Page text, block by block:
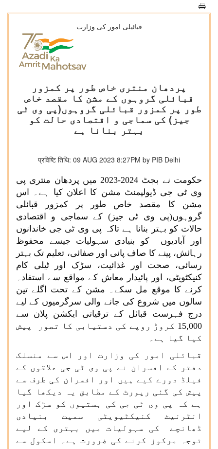
قبائیلی امور کی وزارت
پردھان منتری خاص طور پر کمزور
قبائلی گروہوں کے مشن کا مقصد خاص
طور پر کمزور قبائلی گروہوں(پی وی ٹی
جیز) کی سماجی و اقتصادی حالت کو
بہتر بنانا ہے
प्रविष्टि तिथि: 09 AUG 2023 8:27PM by PIB Delhi
حکومت نے بجٹ 2024-2023 میں پردھان منتری پی
وی ٹی جی ڈیولپمنٹ مشن کا اعلان کیا ہے۔ اس
مشن کا مقصد خاص طور پر کمزور قبائلی
گروہوں(پی وی ٹی جیز) کے سماجی و اقتصادی
حالات کو بہتر بنانا ہے تاکہ پی وی ٹی جی خاندانوں
اور آبادیوں کو بنیادی سہولیات جیسے محفوظ
رہائش، پینے کا صاف پانی اور صفائی، تعلیم تک بہتر
رسائی، صحت اور غذائیت، سڑک اور ٹیلی کام
کنیکٹویٹی، اور پائیدار معاش کے مواقع سے استفادہ
کرنے کا موقع مل سکے۔ مشن کے تحت اگلے تین
سالوں میں شروع کی جانے والی سرگرمیوں کے لیے
درج فہرست قبائل کے ترقیاتی ایکشن پلان سے
15,000 کروڑ روپے کی دستیابی کا تصور پیش
کیا گیا ہے۔
قبائلی امور کی وزارت اور اس سے منسلک
دفتر کے افسران نے پی وی ٹی جی علاقوں کے
فیلڈ دورے کیے ہیں اور افسران کی طرف سے
پیش کی گئی رپورٹ کے مطابق یہ دیکھا گیا
ہے کہ پی وی ٹی جی کی بستیوں کو سڑک اور
انٹرنیٹ کنیکٹیویٹی سمیت بنیادی
ڈھانچے کی سہولیات میں بہتری کے لیے
توجہ مرکوز کرنے کی ضرورت ہے۔ اسکول سے